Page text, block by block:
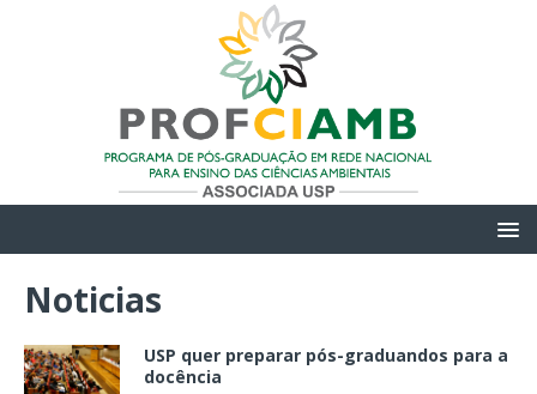
Noticias
USP quer preparar pós-graduandos para a
docência